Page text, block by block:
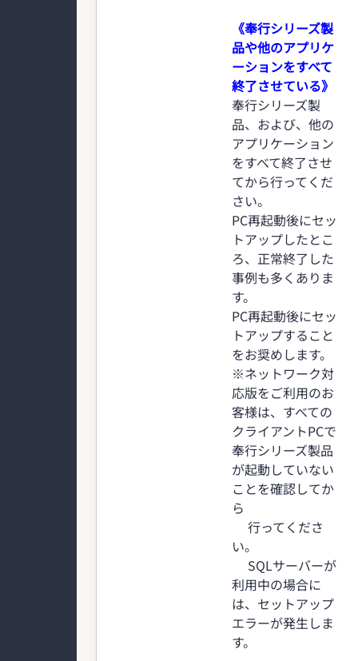
《奉行シリーズ製
品や他のアプリケ
ーションをすべて
終了させている》
奉行シリーズ製
品、および、他の
アプリケーション
をすべて終了させ
てから行ってくだ
さい。
PC再起動後にセッ
トアップしたとこ
ろ、正常終了した
事例も多くありま
す。
PC再起動後にセッ
トアップすること
をお奨めします。
※ネットワーク対
応版をご利用のお
客様は、すべての
クライアントPCで
奉行シリーズ製品
が起動していない
ことを確認してか
ら
行ってくださ
い。
SQLサーバーが
利用中の場合に
は、セットアップ
エラーが発生しま
す。